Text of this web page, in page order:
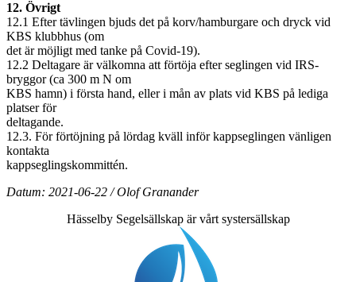
12. Övrigt
12.1 Efter tävlingen bjuds det på korv/hamburgare och dryck vid
KBS klubbhus (om
det är möjligt med tanke på Covid-19).
12.2 Deltagare är välkomna att förtöja efter seglingen vid IRS-
bryggor (ca 300 m N om
KBS hamn) i första hand, eller i mån av plats vid KBS på lediga
platser för
deltagande.
12.3. För förtöjning på lördag kväll inför kappseglingen vänligen
kontakta
kappseglingskommittén.
Datum: 2021-06-22 / Olof Granander
Hässelby Segelsällskap är vårt systersällskap